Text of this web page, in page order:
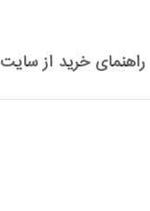
راهنمای خرید از سایت